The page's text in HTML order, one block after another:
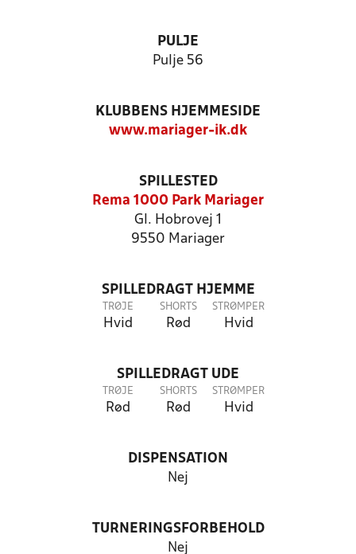
PULJE
Pulje 56
KLUBBENS HJEMMESIDE
www.mariager-ik.dk
SPILLESTED
Rema 1000 Park Mariager
Gl. Hobrovej 1
9550 Mariager
SPILLEDRAGT HJEMME
TRØJE
Hvid
SHORTS
Rød
STRØMPER
Hvid
SPILLEDRAGT UDE
TRØJE
Rød
SHORTS
Rød
STRØMPER
Hvid
DISPENSATION
Nej
TURNERINGSFORBEHOLD
Nej